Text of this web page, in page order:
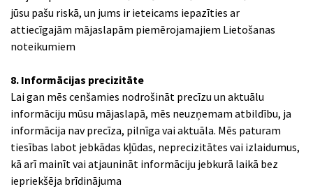
jūsu pašu riskā, un jums ir ieteicams iepazīties ar
attiecīgajām mājaslapām piemērojamajiem Lietošanas
noteikumiem
8. Informācijas precizitāte
Lai gan mēs cenšamies nodrošināt precīzu un aktuālu
informāciju mūsu mājaslapā, mēs neuzņemam atbildību, ja
informācija nav precīza, pilnīga vai aktuāla. Mēs paturam
tiesības labot jebkādas kļūdas, neprecizitātes vai izlaidumus,
kā arī mainīt vai atjaunināt informāciju jebkurā laikā bez
iepriekšēja brīdinājuma